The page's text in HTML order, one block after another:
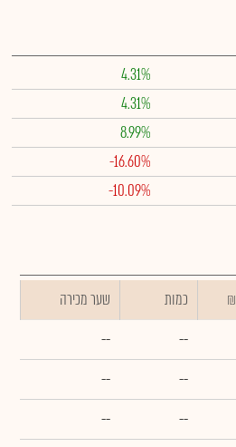
4.31%
4.31%
8.99%
-16.60%
-10.09%
כמות
שער מכירה
--
--
--
--
--
--